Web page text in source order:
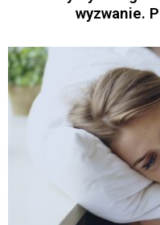
wyzwanie.